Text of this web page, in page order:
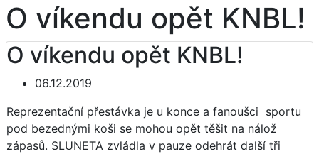
O víkendu opět KNBL!
O víkendu opět KNBL!
06.12.2019
Reprezentační přestávka je u konce a fanoušci sportu
pod bezednými koši se mohou opět těšit na nálož
zápasů. SLUNETA zvládla v pauze odehrát další tři